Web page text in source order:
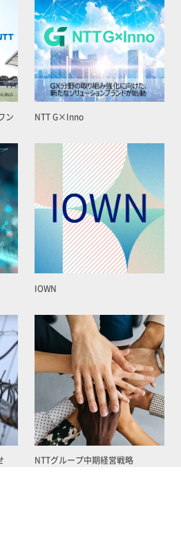
ン NTT G×Inno
IOWN
NTTグループ中期経営戦略